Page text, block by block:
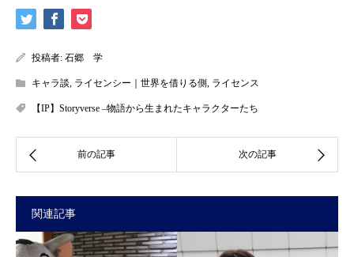
投稿者: 石郷 学
キャラ談, ライセンシー｜世界を借りる側, ライセンス
【IP】Storyverse –物語から生まれたキャラクターたち
関連記事